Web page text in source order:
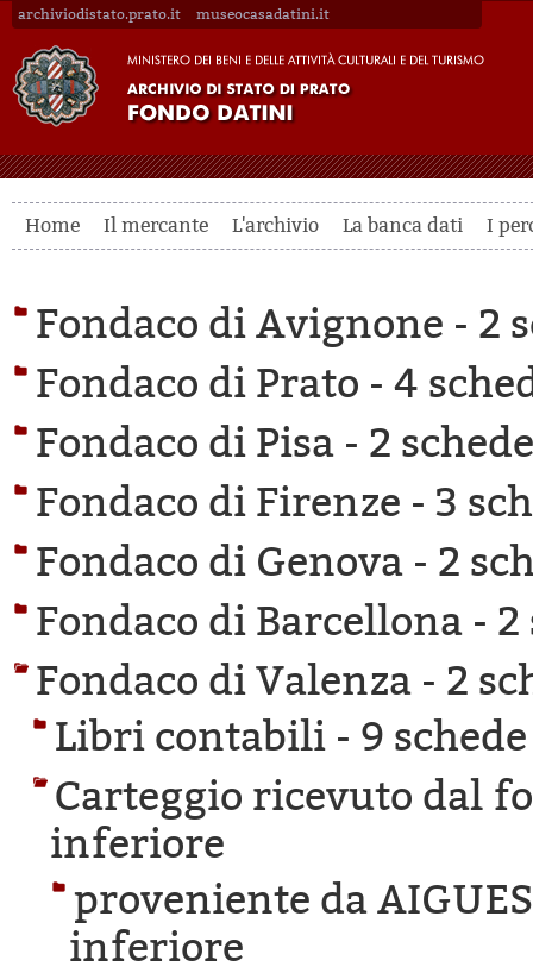
archiviodistato.prato.it museocasadatini.it
Home Il mercante L'archivio La banca dati I
Fondaco di Avignone - 2
Fondaco di Prato - 4
Fondaco di Pisa - 2
Fondaco di Firenze - 3
Fondaco di Genova - 2
Fondaco di Barcellona - 2
Fondaco di Valenza - 2
Libri contabili - 9
Carteggio ricevuto dal
inferiore
proveniente da
inferiore